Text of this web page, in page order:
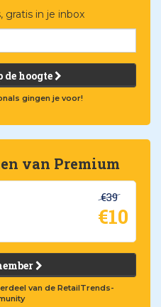
gratis in je inbox
de hoogte
gingen je voor!
van Premium
€39
€10
van de RetailTrends-